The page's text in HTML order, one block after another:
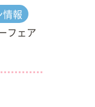
報
フェア